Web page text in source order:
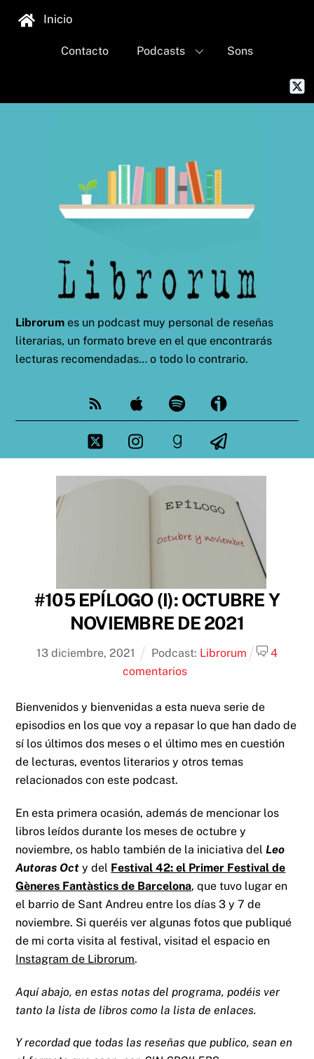
Inicio
Contacto Podcasts Sons
Librorum es un podcast muy personal de reseñas
literarias, un formato breve en el que encontrarás
lecturas recomendadas… o todo lo contrario.
Feed Apple Spotify Ivoox
Twitter InstagramgoodreadsTelegram
#105 EPÍLOGO (I): OCTUBRE Y
NOVIEMBRE DE 2021
13 diciembre, 2021 Podcast: Librorum
4
comentarios
Bienvenidos y bienvenidas a esta nueva serie de
episodios en los que voy a repasar lo que han dado de
sí los últimos dos meses o el último mes en cuestión
de lecturas, eventos literarios y otros temas
relacionados con este podcast.
En esta primera ocasión, además de mencionar los
libros leídos durante los meses de octubre y
noviembre, os hablo también de la iniciativa del Leo
Autoras Oct y del Festival 42: el Primer Festival de
Gèneres Fantàstics de Barcelona, que tuvo lugar en
el barrio de Sant Andreu entre los días 3 y 7 de
noviembre. Si queréis ver algunas fotos que publiqué
de mi corta visita al festival, visitad el espacio en
Instagram de Librorum.
Aquí abajo, en estas notas del programa, podéis ver
tanto la lista de libros como la lista de enlaces.
Y recordad que todas las reseñas que publico, sean en